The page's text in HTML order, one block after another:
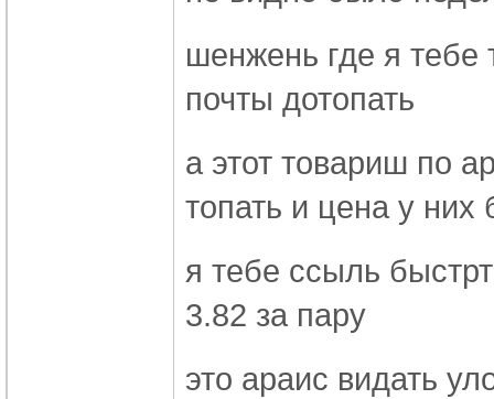
шенжень где я тебе
почты дотопать
а этот товариш по
топать и цена у
я тебе ссыль
3.82 за пару
это араис видать